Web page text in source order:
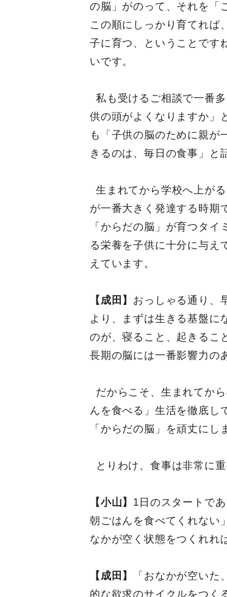
の脳」がのって、それを
この順にしっかり育てれば
子に育つ、ということです
いです。
私も受けるご相談で一番
供の頭がよくなりますか」
も「子供の脳のために親が
きるのは、毎日の食事」と
生まれてから学校へ上が
が一番大きく発達する時期
「からだの脳」が育つタイ
る栄養を子供に十分に与え
えています。
【成田】 おっしゃる通り、
より、まずは生きる基盤に
のが、寝ること、起きるこ
長期の脳には一番影響力の
だからこそ、生まれてか
んを食べる」生活を徹底し
「からだの脳」を頑丈にし
とりわけ、食事は非常に
【小山】 1日のスタートで
朝ごはんを食べてくれな
なかが空く状態をつくれれ
【成田】
「おなかが空い
的な欲求のサイクルをつく